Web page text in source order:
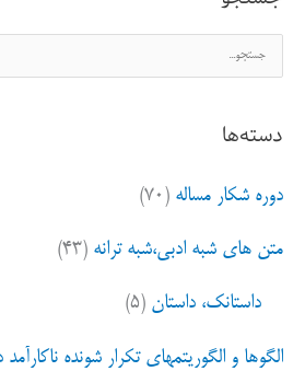
س
ج
ب
ا
دسته‌ها
دوره شکار مساله (۷۰)
متن های شبه ادبی،شبه ترانه (۴۳)
داستانک، داستان (۵)
الگوها و الگوریتمهای تکرار شونده